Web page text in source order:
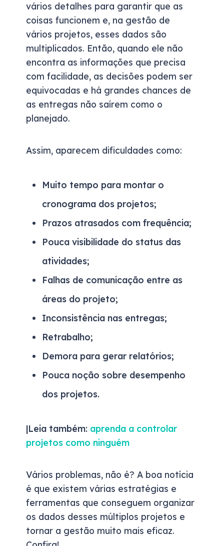
vários detalhes para garantir que as
coisas funcionem e, na gestão de
vários projetos, esses dados são
multiplicados. Então, quando ele não
encontra as informações que precisa
com facilidade, as decisões podem ser
equivocadas e há grandes chances de
as entregas não saírem como o
planejado.
Assim, aparecem dificuldades como:
Muito tempo para montar o
cronograma dos projetos;
Prazos atrasados com frequência;
Pouca visibilidade do status das
atividades;
Falhas de comunicação entre as
áreas do projeto;
Inconsistência nas entregas;
Retrabalho;
Demora para gerar relatórios;
Pouca noção sobre desempenho
dos projetos.
|Leia também: aprenda a controlar
projetos como ninguém
Vários problemas, não é? A boa notícia
é que existem várias estratégias e
ferramentas que conseguem organizar
os dados desses múltiplos projetos e
tornar a gestão muito mais eficaz.